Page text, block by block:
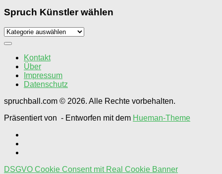
Spruch Künstler wählen
Spruch
Kontakt
Über
Impressum
Datenschutz
spruchball.com © 2026. Alle Rechte vorbehalten.
Präsentiert von - Entworfen mit dem Hueman-Theme
DSGVO Cookie Consent mit Real Cookie Banner